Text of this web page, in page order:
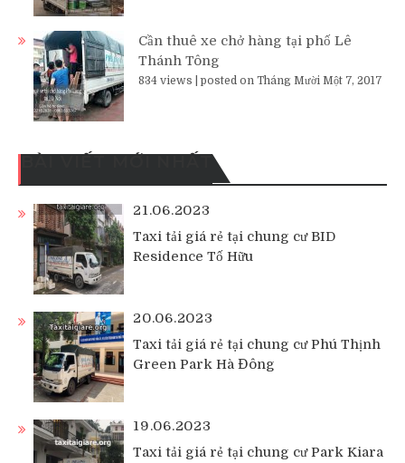
Cần thuê xe chở hàng tại phố Lê
Thánh Tông
834 views posted on Tháng Mười Một 7, 2017
BÀI VIẾT MỚI NHẤT
21.06.2023
Taxi tải giá rẻ tại chung cư BID
Residence Tố Hữu
20.06.2023
Taxi tải giá rẻ tại chung cư Phú Thịnh
Green Park Hà Đông
19.06.2023
Taxi tải giá rẻ tại chung cư Park Kiara